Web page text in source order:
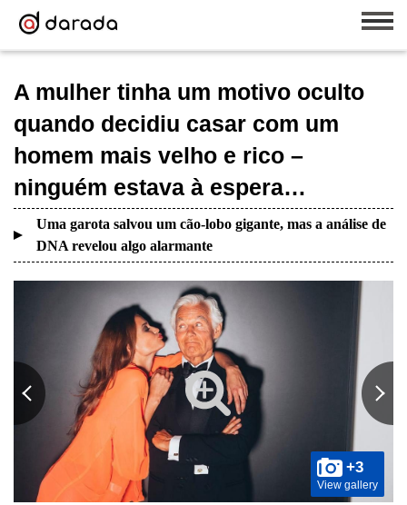
A mulher tinha um motivo oculto
quando decidiu casar com um
homem mais velho e rico –
ninguém estava à espera…
Uma garota salvou um cão-lobo gigante, mas a análise de
DNA revelou algo alarmante
+3
View gallery